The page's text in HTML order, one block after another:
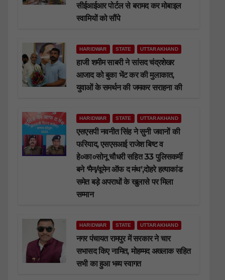
सीईआईआर पोर्टल से बरामद कर मोबाइल
स्वामियों को सौंपे
HARIDWAR STATE UTTARAKHAND
हाजी शमीम साबरी ने सांसद चंद्रशेखर
आजाद को बुका भेंट कर की मुलाकात,
युवाओं के समर्थन की जमकर सराहना की
HARIDWAR STATE UTTARAKHAND
एसएसपी नवनीत सिंह ने सुनी जवानों की
फरियाद, एसएसआई राजेश बिष्ट व
हे०का०सोनू चौधरी सहित 33 पुलिसकर्मी
बने ‘मैन/वूमेन ऑफ द मंथ’,दोहरे हत्याकांड
समेत बड़े अपराधों के खुलासे पर मिला
सम्मान
HARIDWAR STATE UTTARAKHAND
नगर पंचायत रामपुर में सरकार ने चार
सभासद किए नामित, मोहम्मद अख्लाक सहित
सभी का हुआ भव्य स्वागत